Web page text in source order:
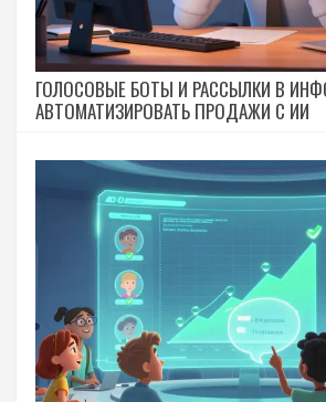
ГОЛОСОВЫЕ БОТЫ И РАССЫЛКИ В
АВТОМАТИЗИРОВАТЬ ПРОДАЖИ С ИИ